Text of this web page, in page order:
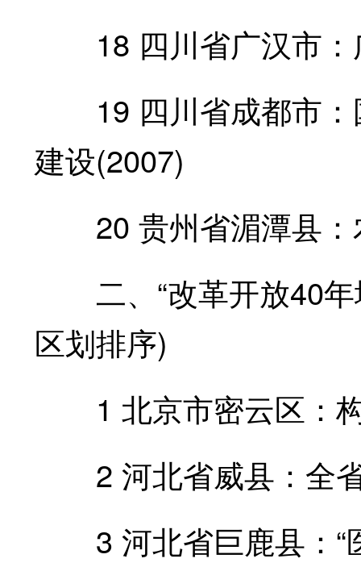
18 四川省广汉市：
19 四川省成都市：
建设(2007)
20 贵州省湄潭县：
二、“改革开放40年
区划排序)
1 北京市密云区：构
2 河北省威县：全省
3 河北省巨鹿县：“